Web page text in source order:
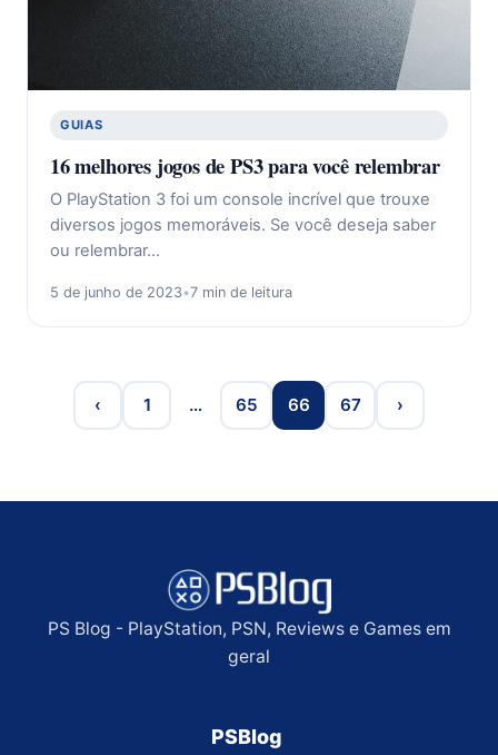
GUIAS
16 melhores jogos de PS3 para você relembrar
O PlayStation 3 foi um console incrível que trouxe
diversos jogos memoráveis. Se você deseja saber
ou relembrar…
5 de junho de 2023•7 min de leitura
‹ 1 … 65 66 67 ›
PS Blog - PlayStation, PSN, Reviews e Games em
geral
PSBlog